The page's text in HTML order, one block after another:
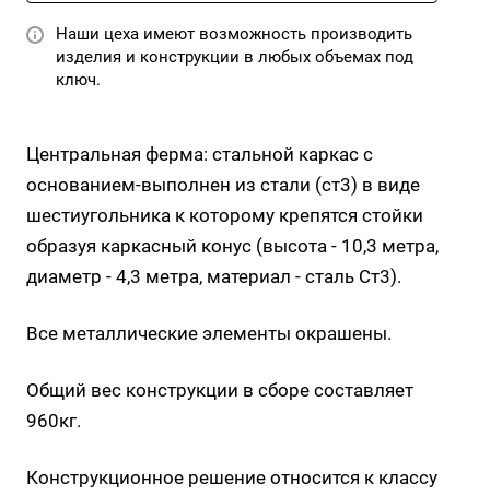
Наши цеха имеют возможность производить
изделия и конструкции в любых объемах под
ключ.
Центральная ферма: стальной каркас с
основанием-выполнен из стали (ст3) в виде
шестиугольника к которому крепятся стойки
образуя каркасный конус (высота - 10,3 метра,
диаметр - 4,3 метра, материал - сталь Ст3).
Все металлические элементы окрашены.
Общий вес конструкции в сборе составляет
960кг.
Конструкционное решение относится к классу